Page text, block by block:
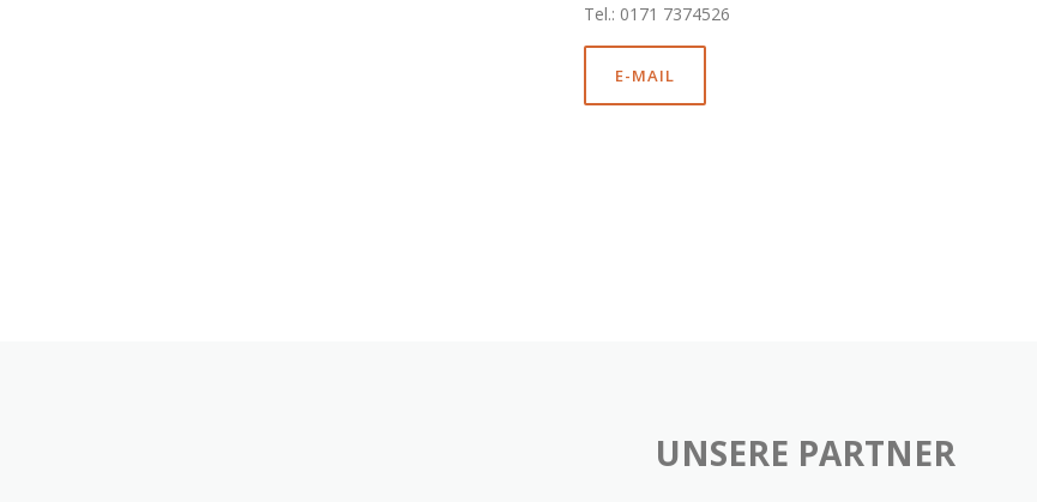
Tel.: 0171 7374526
E-MAIL
UNSERE PARTNER